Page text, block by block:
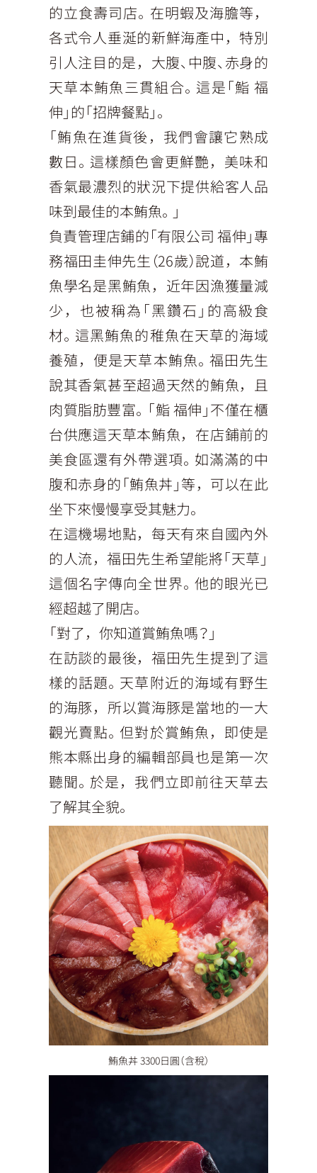
的立食壽司店。在明蝦及海膽等，
各式令人垂涎的新鮮海產中，特別
引人注目的是，大腹、中腹、赤身的
天草本鮪魚三貫組合。這是「鮨 福
伸」的「招牌餐點」。
「鮪魚在進貨後，我們會讓它熟成
數日。這樣顏色會更鮮艷，美味和
香氣最濃烈的狀況下提供給客人品
味到最佳的本鮪魚。」
負責管理店鋪的「有限公司 福伸」專
務福田圭伸先生（26歲）說道，本鮪
魚學名是黑鮪魚，近年因漁獲量減
少，也被稱為「黑鑽石」的高級食
材。這黑鮪魚的稚魚在天草的海域
養殖，便是天草本鮪魚。福田先生
說其香氣甚至超過天然的鮪魚，且
肉質脂肪豐富。「鮨 福伸」不僅在櫃
台供應這天草本鮪魚，在店鋪前的
美食區還有外帶選項。如滿滿的中
腹和赤身的「鮪魚丼」等，可以在此
坐下來慢慢享受其魅力。
在這機場地點，每天有來自國內外
的人流，福田先生希望能將「天草」
這個名字傳向全世界。他的眼光已
經超越了開店。
「對了，你知道賞鮪魚嗎？」
在訪談的最後，福田先生提到了這
樣的話題。天草附近的海域有野生
的海豚，所以賞海豚是當地的一大
觀光賣點。但對於賞鮪魚，即使是
熊本縣出身的編輯部員也是第一次
聽聞。於是，我們立即前往天草去
了解其全貌。
鮪魚丼 3300日圓（含稅）